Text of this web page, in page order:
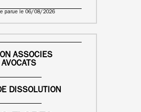
parue le 06/08/2026
ASSOCIES
AVOCATS
DISSOLUTION